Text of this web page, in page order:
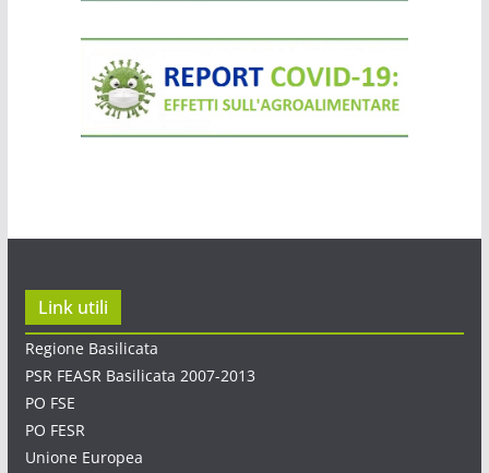
Link utili
Regione Basilicata
PSR FEASR Basilicata 2007-2013
PO FSE
PO FESR
Unione Europea